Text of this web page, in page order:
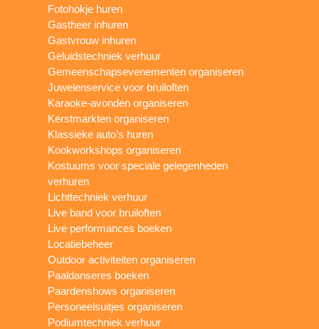
Fotohokje huren
Gastheer inhuren
Gastvrouw inhuren
Geluidstechniek verhuur
Gemeenschapsevenementen organiseren
Juwelenservice voor bruiloften
Karaoke-avonden organiseren
Kerstmarkten organiseren
Klassieke auto’s huren
Kookworkshops organiseren
Kostuums voor speciale gelegenheden
verhuren
Lichttechniek verhuur
Live band voor bruiloften
Live performances boeken
Locatiebeheer
Outdoor activiteiten organiseren
Paaldanseres boeken
Paardenshows organiseren
Personeelsuitjes organiseren
Podiumtechniek verhuur